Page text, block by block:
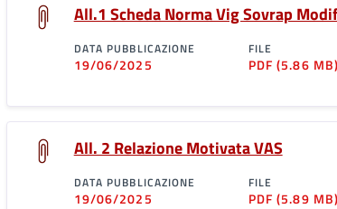
All.1 Scheda Norma Vig Sovrap
DATA PUBBLICAZIONE
19/06/2025
FILE
PDF(5.86 MB)
All. 2 Relazione Motivata VAS
DATA PUBBLICAZIONE
19/06/2025
FILE
PDF(5.89 MB)